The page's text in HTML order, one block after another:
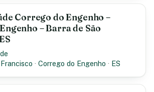
Corrego do Engenho –
– Barra de São
·Corrego do Engenho · ES